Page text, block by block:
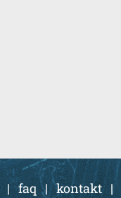
|faq |kontakt|